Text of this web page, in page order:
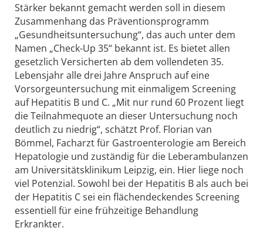
Stärker bekannt gemacht werden soll in diesem
Zusammenhang das Präventionsprogramm
„Gesundheitsuntersuchung“, das auch unter dem
Namen „Check-Up 35“ bekannt ist. Es bietet allen
gesetzlich Versicherten ab dem vollendeten 35.
Lebensjahr alle drei Jahre Anspruch auf eine
Vorsorgeuntersuchung mit einmaligem Screening
auf Hepatitis B und C. „Mit nur rund 60 Prozent liegt
die Teilnahmequote an dieser Untersuchung noch
deutlich zu niedrig“, schätzt Prof. Florian van
Bömmel, Facharzt für Gastroenterologie am Bereich
Hepatologie und zuständig für die Leberambulanzen
am Universitätsklinikum Leipzig, ein. Hier liege noch
viel Potenzial. Sowohl bei der Hepatitis B als auch bei
der Hepatitis C sei ein flächendeckendes Screening
essentiell für eine frühzeitige Behandlung
Erkrankter.